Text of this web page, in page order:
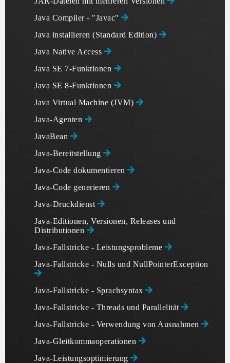
Java Compiler - "Javac"
Java installieren (Standard Edition)
Java Native Access
Java SE 7-Funktionen
Java SE 8-Funktionen
Java Virtual Machine (JVM)
Java-Agenten
JavaBean
Java-Bereitstellung
Java-Code dokumentieren
Java-Code generieren
Java-Druckdienst
Java-Editionen, Versionen, Releases und
Distributionen
Java-Fallstricke - Leistungsprobleme
Java-Fallstricke - Nulls und NullPointerException
Java-Fallstricke - Sprachsyntax
Java-Fallstricke - Threads und Parallelität
Java-Fallstricke - Verwendung von Ausnahmen
Java-Gleitkommaoperationen
Java-Leistungsoptimierung